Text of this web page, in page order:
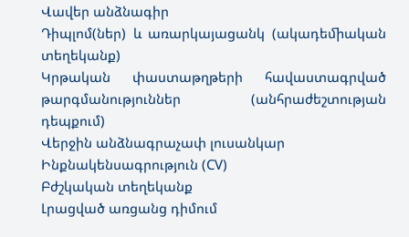
Վավեր անձնագիր
Դիպլոմ(ներ) և առարկայացանկ (ակադեմիական
տեղեկանք)
Կրթական փաստաթղթերի հավաստագրված
թարգմանություններ (անհրաժեշտության
դեպքում)
Վերջին անձնագրաչափ լուսանկար
Ինքնակենսագրություն (CV)
Բժշկական տեղեկանք
Լրացված առցանց դիմում